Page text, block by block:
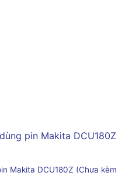
Makita DCU180Z (Chưa kèm